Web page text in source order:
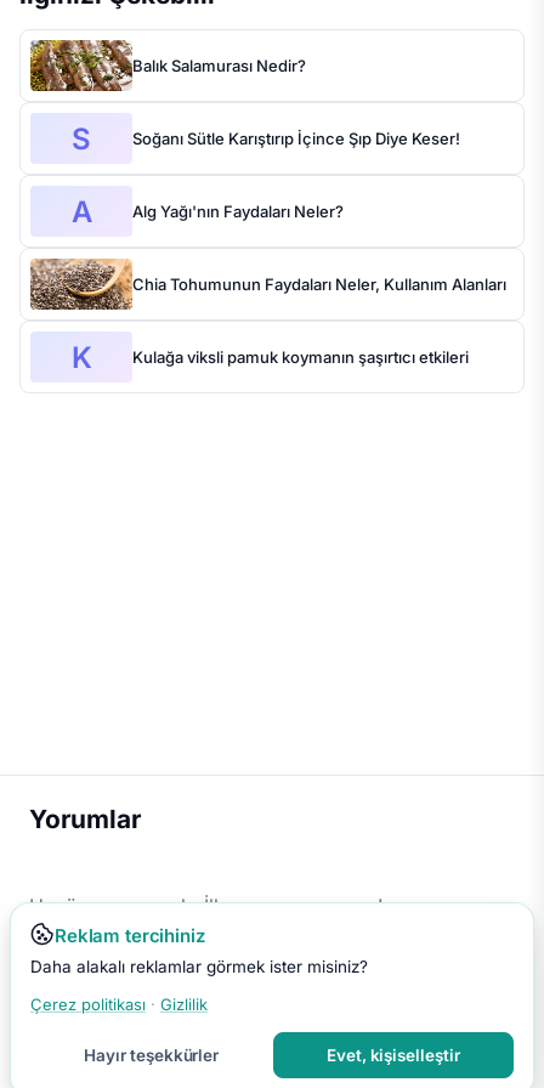
Balık Salamurası Nedir?
S Soğanı Sütle Karıştırıp İçince Şıp Diye Keser!
A Alg Yağı'nın Faydaları Neler?
Chia Tohumunun Faydaları Neler, Kullanım Alanları
K Kulağa viksli pamuk koymanın şaşırtıcı etkileri
Yorumlar
Henüz yorum yok. İlk yorumu sen yap!
Reklam tercihiniz
Daha alakalı reklamlar görmek ister misiniz?
Çerez politikası · Gizlilik
Hayır teşekkürler Evet, kişiselleştir